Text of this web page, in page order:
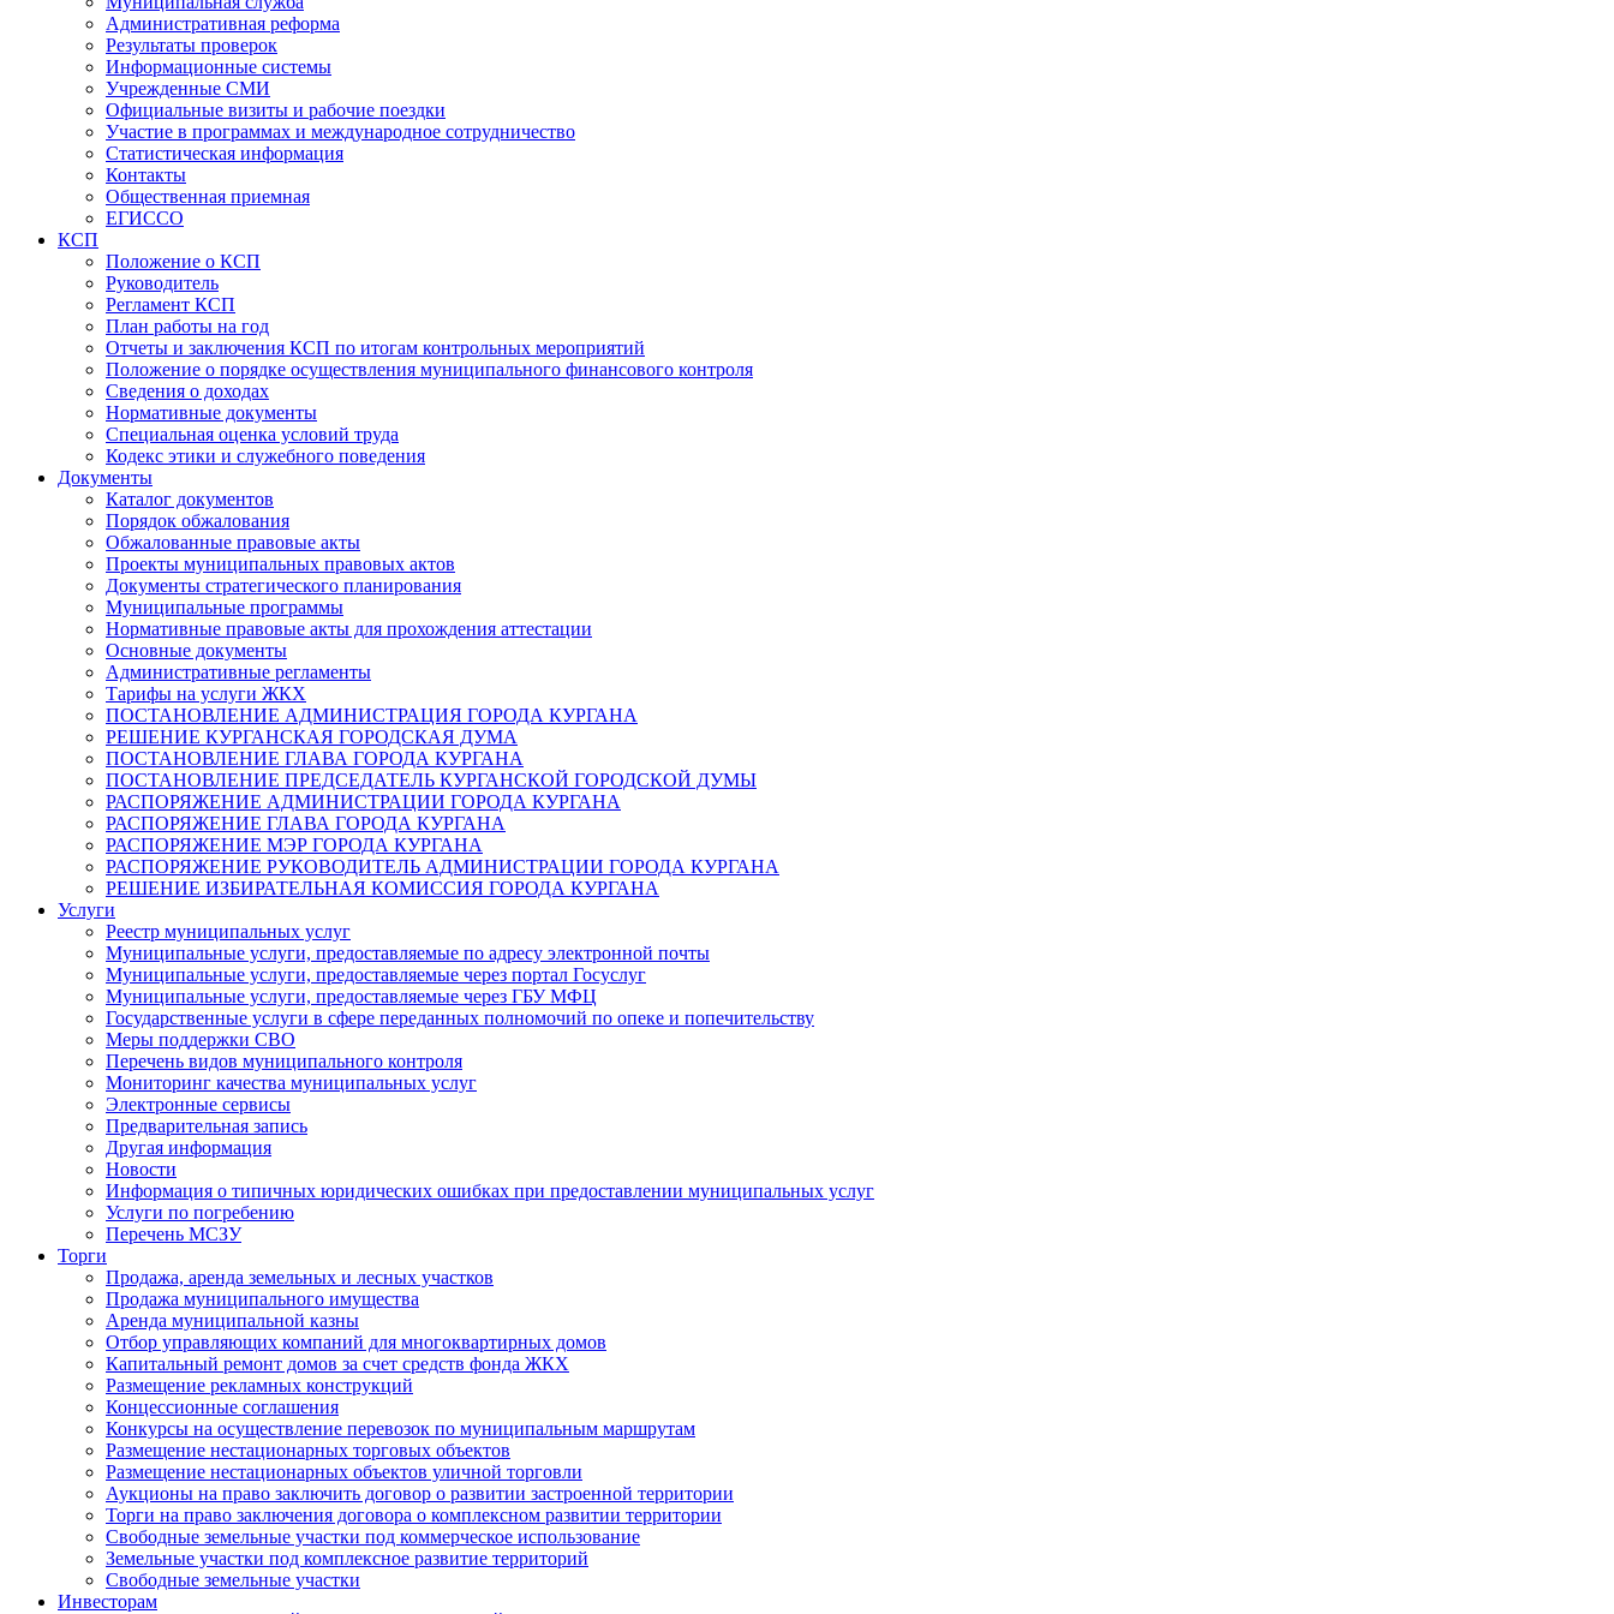
Административная реформа
Результаты проверок
Информационные системы
Учрежденные СМИ
Официальные визиты и рабочие поездки
Участие в программах и международное сотрудничество
Статистическая информация
Контакты
Общественная приемная
ЕГИССО
КСП
Положение о КСП
Руководитель
Регламент КСП
План работы на год
Отчеты и заключения КСП по итогам контрольных мероприятий
Положение о порядке осуществления муниципального финансового контроля
Сведения о доходах
Нормативные документы
Специальная оценка условий труда
Кодекс этики и служебного поведения
Документы
Каталог документов
Порядок обжалования
Обжалованные правовые акты
Проекты муниципальных правовых актов
Документы стратегического планирования
Муниципальные программы
Нормативные правовые акты для прохождения аттестации
Основные документы
Административные регламенты
Тарифы на услуги ЖКХ
ПОСТАНОВЛЕНИЕ АДМИНИСТРАЦИЯ ГОРОДА КУРГАНА
РЕШЕНИЕ КУРГАНСКАЯ ГОРОДСКАЯ ДУМА
ПОСТАНОВЛЕНИЕ ГЛАВА ГОРОДА КУРГАНА
ПОСТАНОВЛЕНИЕ ПРЕДСЕДАТЕЛЬ КУРГАНСКОЙ ГОРОДСКОЙ ДУМЫ
РАСПОРЯЖЕНИЕ АДМИНИСТРАЦИИ ГОРОДА КУРГАНА
РАСПОРЯЖЕНИЕ ГЛАВА ГОРОДА КУРГАНА
РАСПОРЯЖЕНИЕ МЭР ГОРОДА КУРГАНА
РАСПОРЯЖЕНИЕ РУКОВОДИТЕЛЬ АДМИНИСТРАЦИИ ГОРОДА КУРГАНА
РЕШЕНИЕ ИЗБИРАТЕЛЬНАЯ КОМИССИЯ ГОРОДА КУРГАНА
Услуги
Реестр муниципальных услуг
Муниципальные услуги, предоставляемые по адресу электронной почты
Муниципальные услуги, предоставляемые через портал Госуслуг
Муниципальные услуги, предоставляемые через ГБУ МФЦ
Государственные услуги в сфере переданных полномочий по опеке и попечительству
Меры поддержки СВО
Перечень видов муниципального контроля
Мониторинг качества муниципальных услуг
Электронные сервисы
Предварительная запись
Другая информация
Новости
Информация о типичных юридических ошибках при предоставлении муниципальных услуг
Услуги по погребению
Перечень МСЗУ
Торги
Продажа, аренда земельных и лесных участков
Продажа муниципального имущества
Аренда муниципальной казны
Отбор управляющих компаний для многоквартирных домов
Капитальный ремонт домов за счет средств фонда ЖКХ
Размещение рекламных конструкций
Концессионные соглашения
Конкурсы на осуществление перевозок по муниципальным маршрутам
Размещение нестационарных торговых объектов
Размещение нестационарных объектов уличной торговли
Аукционы на право заключить договор о развитии застроенной территории
Торги на право заключения договора о комплексном развитии территории
Свободные земельные участки под коммерческое использование
Земельные участки под комплексное развитие территорий
Свободные земельные участки
Инвесторам